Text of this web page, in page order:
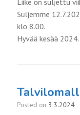
Liike on suljettu
Suljemme
klo 8.00.
Hyvää kesää 2024.
Posted on 3.3.2024